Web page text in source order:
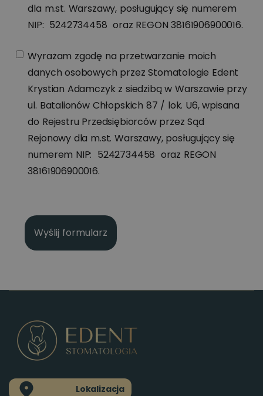
dla m.st. Warszawy, posługujący się numerem
NIP: 5242734458 oraz REGON 38161906900016.
Wyrażam zgodę na przetwarzanie moich
danych osobowych przez Stomatologie Edent
Krystian Adamczyk z siedzibą w Warszawie przy
ul. Batalionów Chłopskich 87 / lok. U6, wpisana
do Rejestru Przedsiębiorców przez Sąd
Rejonowy dla m.st. Warszawy, posługujący się
numerem NIP: 5242734458 oraz REGON
38161906900016.
Lokalizacja